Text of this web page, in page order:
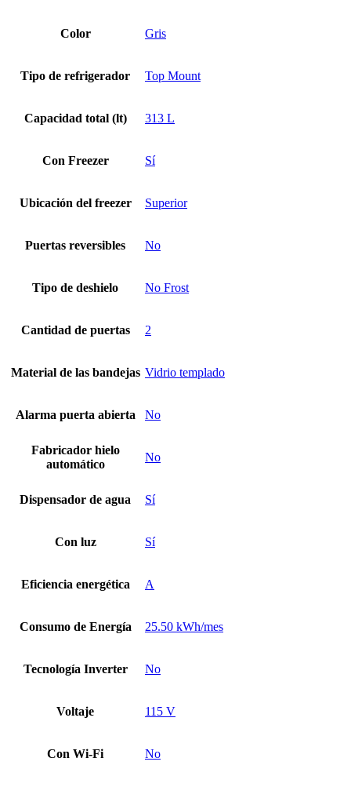
Color Gris
Tipo de refrigerador Top Mount
Capacidad total (lt) 313 L
Con Freezer Sí
Ubicación del freezer Superior
Puertas reversibles No
Tipo de deshielo No Frost
Cantidad de puertas 2
Material de las bandejas Vidrio templado
Alarma puerta abierta No
Fabricador hielo
automático
No
Dispensador de agua Sí
Con luz Sí
Eficiencia energética A
Consumo de Energía 25.50 kWh/mes
Tecnología Inverter No
Voltaje 115 V
Con Wi-Fi No